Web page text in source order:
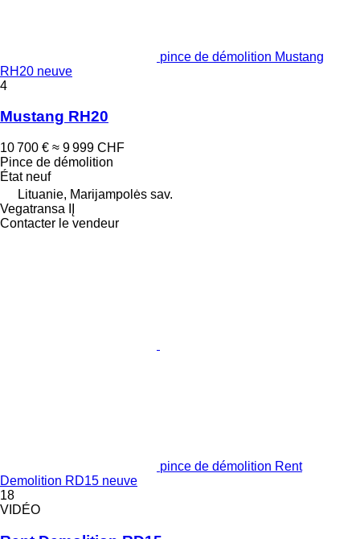
pince de démolition Mustang
RH20 neuve
4
Mustang RH20
10 700 € ≈ 9 999 CHF
Pince de démolition
Étatneuf
Lituanie, Marijampolės sav.
Vegatransa IĮ
Contacter le vendeur
pince de démolition Rent
Demolition RD15 neuve
18
VIDÉO